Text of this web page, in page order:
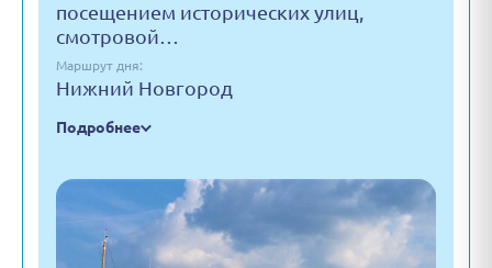
посещением исторических улиц,
смотровой…
Маршрут дня:
Нижний Новгород
Подробнее